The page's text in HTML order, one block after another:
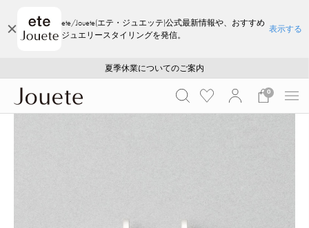
ete/Jouete(エテ・ジュエッテ)公式最新情報や、おすすめ
ジュエリースタイリングを発信。
表示する
採用のご案内
ご注文いただいたお品物のお届け状況について
夏季休業についてのご案内
WEB LIMITED ITEMS >>
採用のご案内
ご注文いただいたお品物のお届け状況について
0